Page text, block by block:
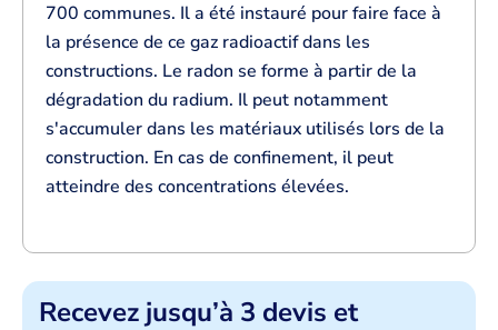
700 communes. Il a été instauré pour faire face à
la présence de ce gaz radioactif dans les
constructions. Le radon se forme à partir de la
dégradation du radium. Il peut notamment
s'accumuler dans les matériaux utilisés lors de la
construction. En cas de confinement, il peut
atteindre des concentrations élevées.
Recevez jusqu’à 3 devis et